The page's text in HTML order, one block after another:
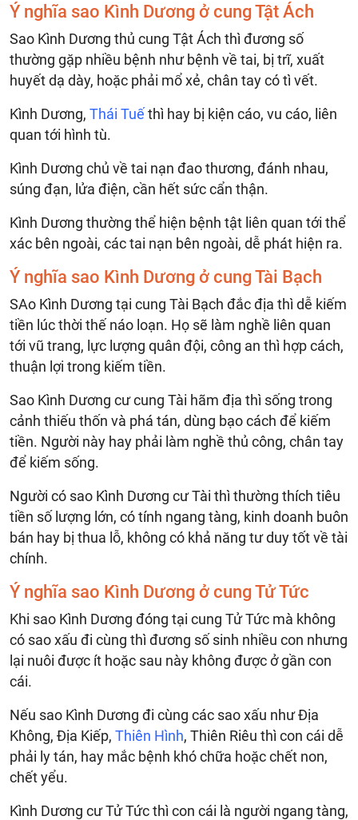
Ý nghĩa sao Kình Dương ở cung Tật Ách
Sao Kình Dương thủ cung Tật Ách thì đương số
thường gặp nhiều bệnh như bệnh về tai, bị trĩ, xuất
huyết dạ dày, hoặc phải mổ xẻ, chân tay có tì vết.
Kình Dương, Thái Tuếthì hay bị kiện cáo, vu cáo, liên
quan tới hình tù.
Kình Dương chủ về tai nạn đao thương, đánh nhau,
súng đạn, lửa điện, cần hết sức cẩn thận.
Kình Dương thường thể hiện bệnh tật liên quan tới thể
xác bên ngoài, các tai nạn bên ngoài, dễ phát hiện ra.
Ý nghĩa sao Kình Dương ở cung Tài Bạch
SAo Kình Dương tại cung Tài Bạch đắc địa thì dễ kiếm
tiền lúc thời thế náo loạn. Họ sẽ làm nghề liên quan
tới vũ trang, lực lượng quân đội, công an thì hợp cách,
thuận lợi trong kiếm tiền.
Sao Kình Dương cư cung Tài hãm địa thì sống trong
cảnh thiếu thốn và phá tán, dùng bạo cách để kiếm
tiền. Người này hay phải làm nghề thủ công, chân tay
để kiếm sống.
Người có sao Kình Dương cư Tài thì thường thích tiêu
tiền số lượng lớn, có tính ngang tàng, kinh doanh buôn
bán hay bị thua lỗ, không có khả năng tư duy tốt về tài
chính.
Ý nghĩa sao Kình Dương ở cung Tử Tức
Khi sao Kình Dương đóng tại cung Tử Tức mà không
có sao xấu đi cùng thì đương số sinh nhiều con nhưng
lại nuôi được ít hoặc sau này không được ở gần con
cái.
Nếu sao Kình Dương đi cùng các sao xấu như Địa
Không, Địa Kiếp, Thiên Hình, Thiên Riêu thì con cái dễ
phải ly tán, hay mắc bệnh khó chữa hoặc chết non,
chết yểu.
Kình Dương cư Tử Tức thì con cái là người ngang tàng,